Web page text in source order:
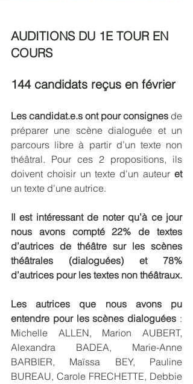
AUDITIONS DU 1E TOUR EN
COURS
144 candidats reçus en février
Les candidat.e.s ont pour consignes de
préparer une scène dialoguée et un
parcours libre à partir d’un texte non
théâtral. Pour ces 2 propositions, ils
doivent choisir un texte d'un auteur
et
un texte d'une autrice.
Il est intéressant de noter qu’à ce jour
nous avons compté 22% de textes
d’autrices de théâtre sur les scènes
théâtrales (dialoguées) et 78%
d’autrices pour les textes non théâtraux.
Les autrices que nous avons pu
entendre pour les scènes dialoguées :
Michelle ALLEN, Marion AUBERT,
Alexandra BADEA, Marie-Anne
BARBIER, Maïssa BEY, Pauline
BUREAU, Carole FRECHETTE, Debbie